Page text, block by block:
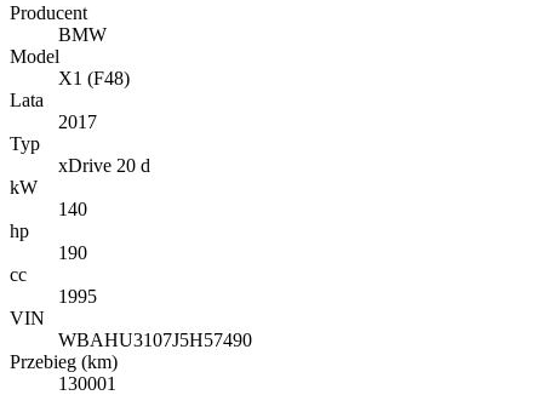
Producent
BMW
Model
X1 (F48)
Lata
2017
Typ
xDrive 20 d
kW
140
hp
190
cc
1995
VIN
WBAHU3107J5H57490
Przebieg (km)
130001